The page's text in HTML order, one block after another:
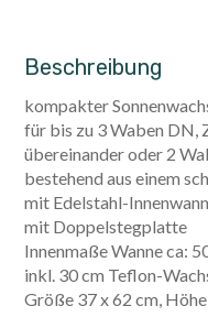
Beschreibung
kompakter
für bis zu 3 Waben DN,
übereinander oder 2
bestehend aus einem
mit Edelstahl-
mit Doppelstegplatte
Innenmaße Wanne ca:
inkl. 30 cm Teflon-
Größe 37 x 62 cm,